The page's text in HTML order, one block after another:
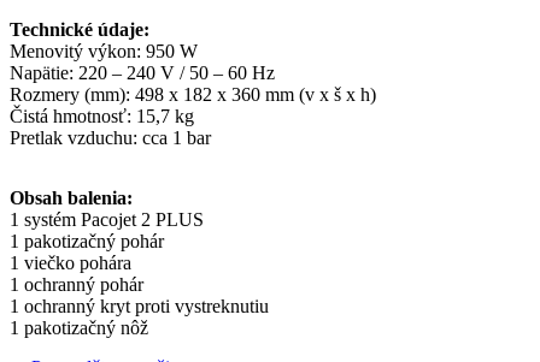
Technické údaje:
Menovitý výkon: 950 W
Napätie: 220 – 240 V / 50 – 60 Hz
Rozmery (mm): 498 x 182 x 360 mm (v x š x h)
Čistá hmotnosť: 15,7 kg
Pretlak vzduchu: cca 1 bar
Obsah balenia:
1 systém Pacojet 2 PLUS
1 pakotizačný pohár
1 viečko pohára
1 ochranný pohár
1 ochranný kryt proti vystreknutiu
1 pakotizačný nôž